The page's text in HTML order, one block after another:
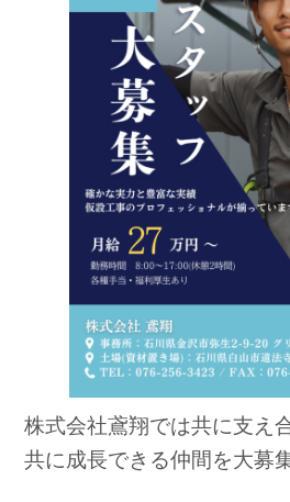
株式会社鳶翔では共に支え
共に成長できる仲間を大募